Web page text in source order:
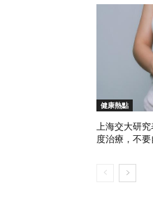
健康熱點
上海交大研
度治療，不要